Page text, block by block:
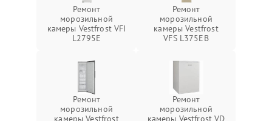
Ремонт
морозильной
камеры Vestfrost VFI
L2795E
Ремонт
морозильной
камеры Vestfrost
VFS L375EB
Ремонт
морозильной
камеры Vestfrost
Ремонт
морозильной
камеры Vestfrost VD